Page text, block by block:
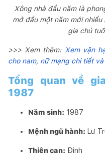
Xông nhà đầu năm là
mở đầu một năm mới
gia chủ
>>> Xem thêm: Xem vận
cho nam, nữ mạng chi tiết
Tổng quan về
1987
Năm sinh: 1987
Mệnh ngũ hành: Lư
Thiên can: Đinh